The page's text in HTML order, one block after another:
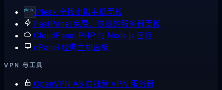
Plesk 全栈虚拟主机面板
FastPanel 免费、快速的服务器面板
CloudPanel PHP 与 Node.js 面板
cPanel经典主机面板
VPN 与工具
OpenVPN AS 自托管 VPN 服务器